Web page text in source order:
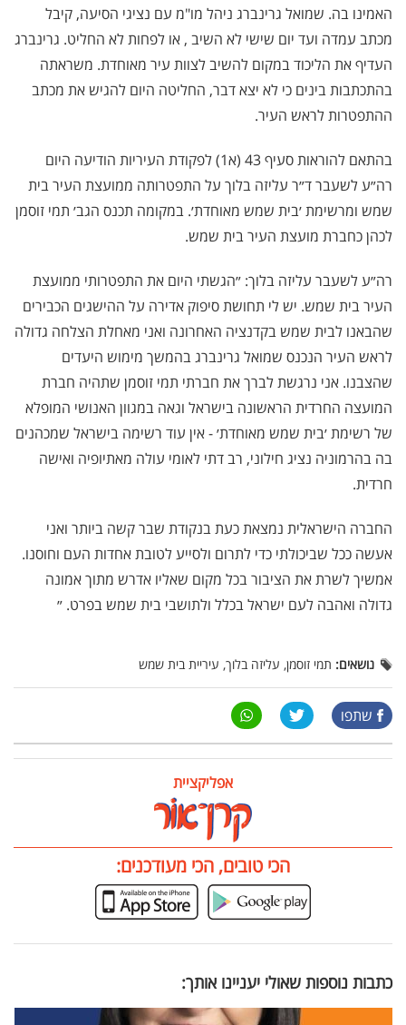
האמינו בה. שמואל גרינברג ניהל מו"מ עם נציגי הסיעה, קיבל
מכתב עמדה ועד יום שישי לא השיב , או לפחות לא החליט. גרינברג
העדיף את הליכוד במקום להשיב לצוות עיר מאוחדת. משראתה
בהתכתבות בינים כי לא יצא דבר, החליטה היום להגיש את מכתב
ההתפטרות לראש העיר.
בהתאם להוראות סעיף 43 (א1) לפקודת העיריות הודיעה היום
רה״ע לשעבר ד״ר עליזה בלוך על התפטרותה ממועצת העיר בית
שמש ומרשימת ׳בית שמש מאוחדת׳. במקומה תכנס הגב׳ תמי זוסמן
לכהן כחברת מועצת העיר בית שמש.
רה״ע לשעבר עליזה בלוך: ״הגשתי היום את התפטרותי ממועצת
העיר בית שמש. יש לי תחושת סיפוק אדירה על ההישגים הכבירים
שהבאנו לבית שמש בקדנציה האחרונה ואני מאחלת הצלחה גדולה
לראש העיר הנכנס שמואל גרינברג בהמשך מימוש היעדים
שהצבנו. אני נרגשת לברך את חברתי תמי זוסמן שתהיה חברת
המועצה החרדית הראשונה בישראל וגאה במגוון האנושי המופלא
של רשימת ׳בית שמש מאוחדת׳ - אין עוד רשימה בישראל שמכהנים
בה בהרמוניה נציג חילוני, רב דתי לאומי עולה מאתיופיה ואישה
חרדית.
החברה הישראלית נמצאת כעת בנקודת שבר קשה ביותר ואני
אעשה ככל שביכולתי כדי לתרום ולסייע לטובת אחדות העם וחוסנו.
אמשיך לשרת את הציבור בכל מקום שאליו אדרש מתוך אמונה
גדולה ואהבה לעם ישראל בכלל ולתושבי בית שמש בפרט. ״
נושאים: תמי זוסמן, עליזה בלוך, עיריית בית שמש
שתפו
אפליקציית
הכי טובים, הכי מעודכנים:
כתבות נוספות שאולי יעניינו אותך: